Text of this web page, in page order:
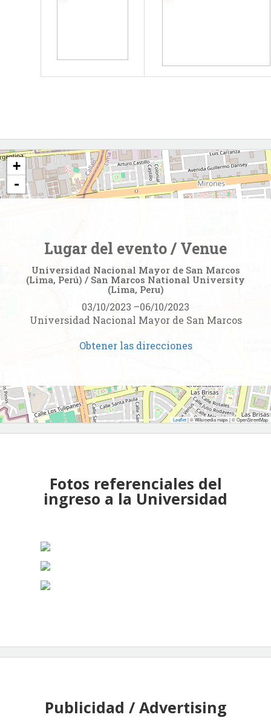
Lugar del evento / Venue
Universidad Nacional Mayor de San Marcos
(Lima, Perú) / San Marcos National University
(Lima, Peru)
03/10/2023 –06/10/2023
Universidad Nacional Mayor de San Marcos
Obtener las direcciones
+
-
Leaflet| © Wikimedia maps | © OpenStreetMap
Fotos referenciales del
ingreso a la Universidad
Publicidad / Advertising